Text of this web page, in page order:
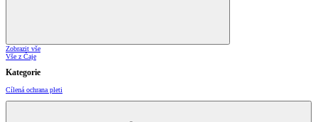
Zobrazit vše
Vše z Čaje
Kategorie
Cílená ochrana pleti